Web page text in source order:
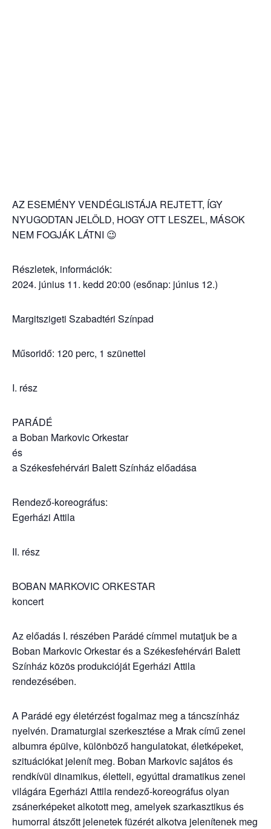
AZ ESEMÉNY VENDÉGLISTÁJA REJTETT, ÍGY
NYUGODTAN JELÖLD, HOGY OTT LESZEL, MÁSOK
NEM FOGJÁK LÁTNI 😉
Részletek, információk:
2024. június 11. kedd 20:00 (esőnap: június 12.)
Margitszigeti Szabadtéri Színpad
Műsoridő: 120 perc, 1 szünettel
I. rész
PARÁDÉ
a Boban Markovic Orkestar
és
a Székesfehérvári Balett Színház előadása
Rendező-koreográfus:
Egerházi Attila
II. rész
BOBAN MARKOVIC ORKESTAR
koncert
Az előadás I. részében Parádé címmel mutatjuk be a
Boban Markovic Orkestar és a Székesfehérvári Balett
Színház közös produkcióját Egerházi Attila
rendezésében.
A Parádé egy életérzést fogalmaz meg a táncszínház
nyelvén. Dramaturgiai szerkesztése a Mrak című zenei
albumra épülve, különböző hangulatokat, életképeket,
szituációkat jelenít meg. Boban Markovic sajátos és
rendkívül dinamikus, életteli, egyúttal dramatikus zenei
világára Egerházi Attila rendező-koreográfus olyan
zsánerképeket alkotott meg, amelyek szarkasztikus és
humorral átszőtt jelenetek füzérét alkotva jelenítenek meg